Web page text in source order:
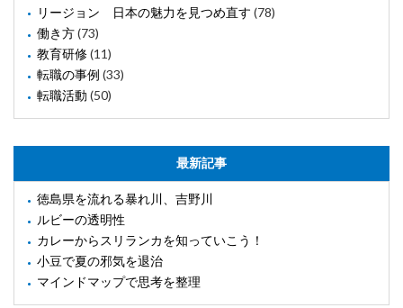
リージョン 日本の魅力を見つめ直す (78)
働き方(73)
教育研修(11)
転職の事例 (33)
転職活動 (50)
最新記事
徳島県を流れる暴れ川、吉野川
ルビーの透明性
カレーからスリランカを知っていこう！
小豆で夏の邪気を退治
マインドマップで思考を整理